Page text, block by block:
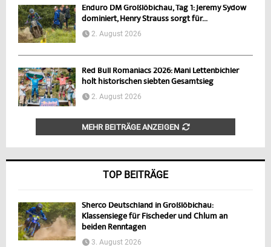
Enduro DM Großlöbichau, Tag 1: Jeremy Sydow
dominiert, Henry Strauss sorgt für...
2. August 2026
Red Bull Romaniacs 2026: Mani Lettenbichler
holt historischen siebten Gesamtsieg
2. August 2026
MEHR BEITRÄGE ANZEIGEN
TOP BEITRÄGE
Sherco Deutschland in Großlöbichau:
Klassensiege für Fischeder und Chlum an
beiden Renntagen
3. August 2026